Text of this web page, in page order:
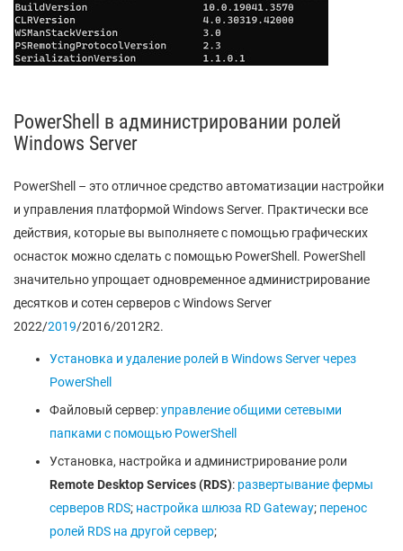
PowerShell в администрировании ролей
Windows Server
PowerShell – это отличное средство автоматизации настройки
и управления платформой Windows Server. Практически все
действия, которые вы выполняете с помощью графических
оснасток можно сделать с помощью PowerShell. PowerShell
значительно упрощает одновременное администрирование
десятков и сотен серверов с Windows Server
2022/2019/2016/2012R2.
Установка и удаление ролей в Windows Server через
PowerShell
Файловый сервер:управление общими сетевыми
папками с помощью PowerShell
Установка, настройка и администрирование роли
Remote DesktopServices(RDS): развертывание фермы
серверов RDS; настройка шлюза RD Gateway; перенос
ролей RDS на другой сервер;